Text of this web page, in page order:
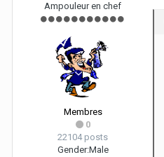
Ampouleur en chef
Membres
0
22104 posts
Gender:Male